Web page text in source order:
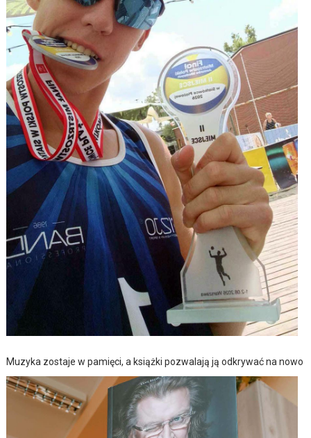
Muzyka zostaje w pamięci, a książki pozwalają ją odkrywać na nowo